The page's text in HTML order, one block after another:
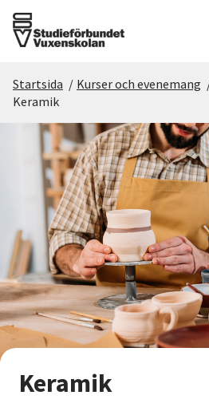
Det här gör vi
För dig som
Sök kurser och
Om SV
Starta studiecirkel
Cirkelledare
Startsida / Kurser och evenemang
Keramik
Keramik